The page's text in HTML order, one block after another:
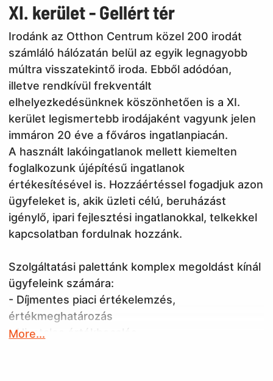
XI. kerület - Gellért tér
Irodánk az Otthon Centrum közel 200 irodát
számláló hálózatán belül az egyik legnagyobb
múltra visszatekintő iroda. Ebből adódóan,
illetve rendkívül frekventált
elhelyezkedésünknek köszönhetően is a XI.
kerület legismertebb irodájaként vagyunk jelen
immáron 20 éve a főváros ingatlanpiacán.
A használt lakóingatlanok mellett kiemelten
foglalkozunk újépítésű ingatlanok
értékesítésével is. Hozzáértéssel fogadjuk azon
ügyfeleket is, akik üzleti célú, beruházást
igénylő, ipari fejlesztési ingatlanokkal, telkekkel
kapcsolatban fordulnak hozzánk.
Szolgáltatási palettánk komplex megoldást kínál
ügyfeleink számára:
- Díjmentes piaci értékelemzés,
értékmeghatározás
- Hivatalos értékbecslés
More...